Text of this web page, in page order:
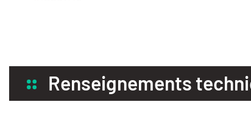
Renseignements